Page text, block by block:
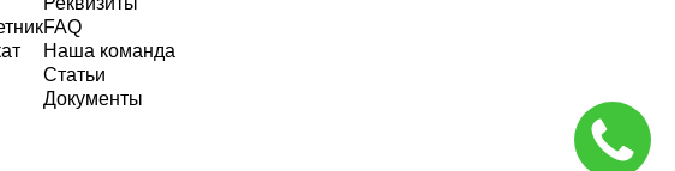
FAQ
Наша команда
Статьи
Документы